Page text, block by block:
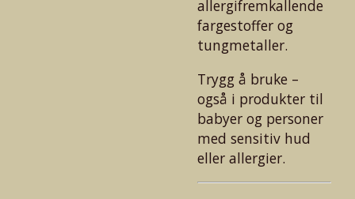
allergifremkallende
fargestoffer og
tungmetaller.
Trygg å bruke –
også i produkter til
babyer og personer
med sensitiv hud
eller allergier.